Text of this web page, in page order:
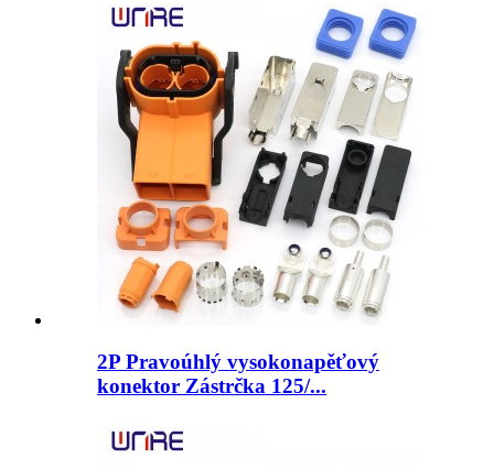
2P Pravoúhlý vysokonapěťový
konektor Zástrčka 125/...